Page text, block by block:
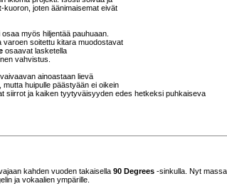
-kuoron, joten äänimaisemat eivät
myös hiljentää pauhuaan.
varoen soitettu kitara muodostavat
osaavat lasketella
vahvistus.
ainoastaan lievä
huipulle päästyään ei oikein
siirrot ja kaiken tyytyväisyyden edes hetkeksi puhkaiseva
kahden vuoden takaisella 90 Degrees -sinkulla. Nyt
ja vokaalien ympärille.